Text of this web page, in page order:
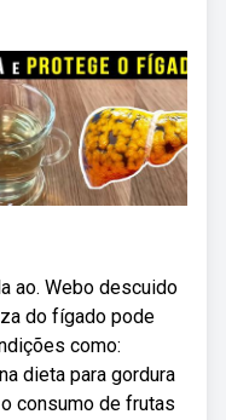
ao. Webo descuido
do fígado pode
como:
dieta para gordura
consumo de frutas